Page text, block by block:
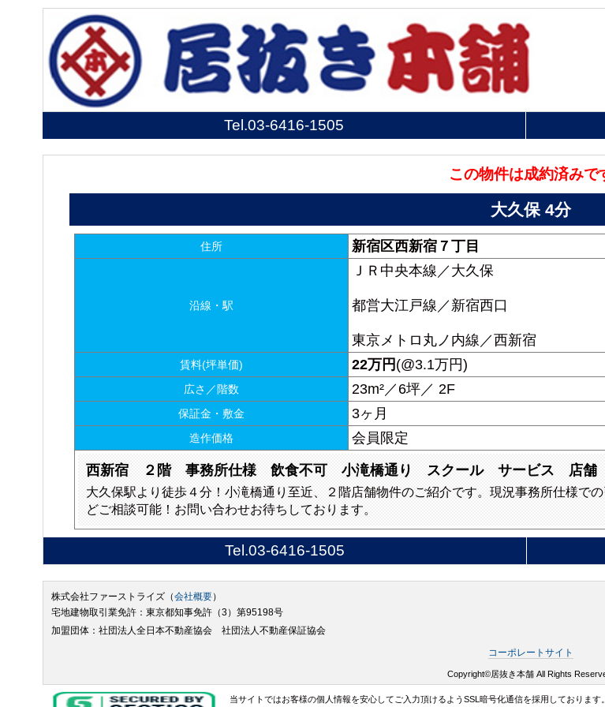
Tel.03-6416-1505
この物件は成約済みで
大久保 4分
住所 新宿区西新宿７丁目
沿線・駅
ＪＲ中央本線／大久保
都営大江戸線／新宿西口
東京メトロ丸ノ内線／西新宿
賃料(坪単価) 22万円 (@3.1万円)
広さ／階数 23m²／6坪／ 2F
保証金・敷金 3ヶ月
造作価格 会員限定
西新宿 ２階 事務所仕様 飲食不可 小滝橋通り スクール サービス 店舗
大久保駅より徒歩４分！小滝橋通り至近、２階店舗物件のご紹介です。現況事務所仕様で
どご相談可能！お問い合わせお待ちしております。
Tel.03-6416-1505
株式会社ファーストライズ（会社概要）
宅地建物取引業免許：東京都知事免許（3）第95198号
加盟団体：社団法人全日本不動産協会 社団法人不動産保証協会
コーポレートサイト
Copyright©居抜き本舗 All Rights
当サイトではお客様の個人情報を安心してご入力頂けるようSSL暗号化通信を採用しております。